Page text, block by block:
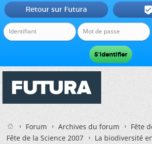
Retour sur Futura 
Forum Archives du forum
Fête
Fête de la Science 2007
La biodiversité